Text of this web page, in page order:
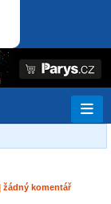
žádný komentář